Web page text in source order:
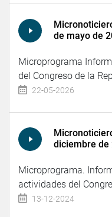
de mayo de
Microprograma
del Congreso de la
22-05-2026
diciembre de
Microprograma.
actividades del
13-12-2024